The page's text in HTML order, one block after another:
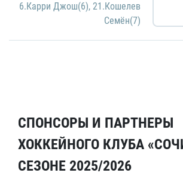
6.Карри Джош(6), 21.Кошелев
Семён(7)
СПОНСОРЫ И ПАРТНЕРЫ
ХОККЕЙНОГО КЛУБА
СЕЗОНЕ 2025/2026